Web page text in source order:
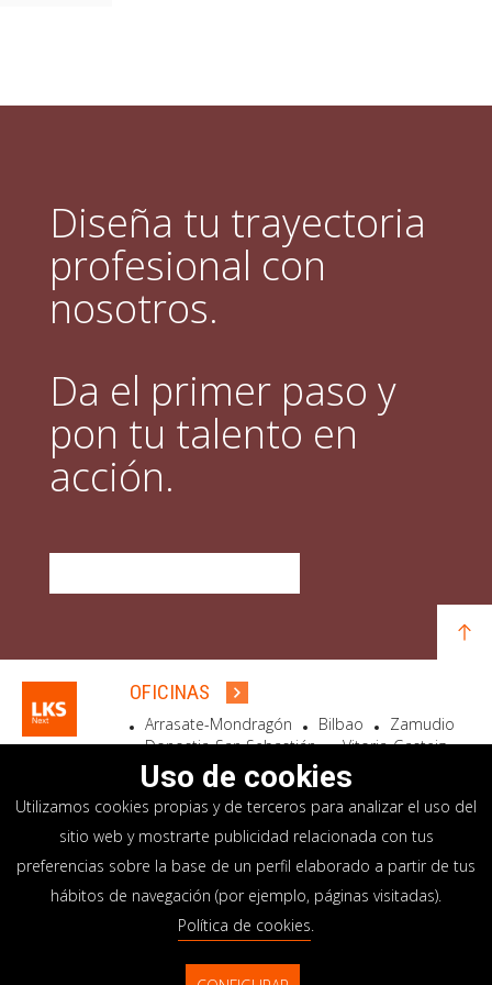
Diseña tu trayectoria
profesional con
nosotros.
Da el primer paso y
pon tu talento en
acción.
OFICINAS
Arrasate-Mondragón Bilbao
Zamudio
Donostia-San Sebastián
Vitoria-Gasteiz
Madrid
El Astillero Bidart
SEDE SOCIAL
Goiru, 7 Arrasate-Mondragón
CP 20500 GIPUZKOA – SPAIN
+34 900 84 14 14
info@lksnext.com
Uso de cookies
Utilizamos cookies propias y de terceros para analizar el uso del
sitio web y mostrarte publicidad relacionada con tus
preferencias sobre la base de un perfil elaborado a partir de tus
hábitos de navegación (por ejemplo, páginas visitadas).
Política de cookies.